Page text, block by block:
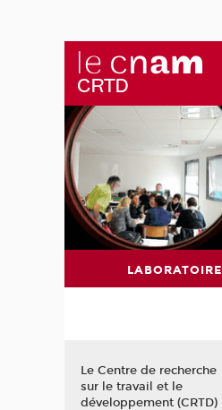
LABORATOIRE
Le Centre de recherche
sur le travail et le
développement (CRTD)